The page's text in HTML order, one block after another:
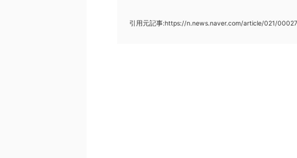
引用元記事:https://n.news.naver.com/article/021/